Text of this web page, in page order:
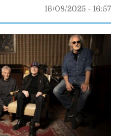
16/08/2025 - 16:57